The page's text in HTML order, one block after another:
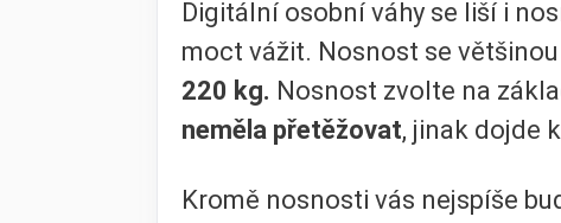
Digitální osobní váhy se liší i
moct vážit. Nosnost se
220 kg. Nosnost zvolte na
neměla přetěžovat, jinak dojde
Kromě nosnosti vás nejspíše